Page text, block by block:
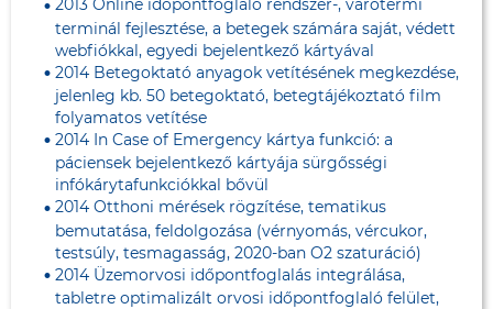
2013 Online időpontfoglaló rendszer-, várótermi
terminál fejlesztése, a betegek számára saját, védett
webfiókkal, egyedi bejelentkező kártyával
2014 Betegoktató anyagok vetítésének megkezdése,
jelenleg kb. 50 betegoktató, betegtájékoztató film
folyamatos vetítése
2014 In Case of Emergency kártya funkció: a
páciensek bejelentkező kártyája sürgősségi
infókárytafunkciókkal bővül
2014 Otthoni mérések rögzítése, tematikus
bemutatása, feldolgozása (vérnyomás, vércukor,
testsúly, tesmagasság, 2020-ban O2 szaturáció)
2014 Üzemorvosi időpontfoglalás integrálása,
tabletre optimalizált orvosi időpontfoglaló felület,